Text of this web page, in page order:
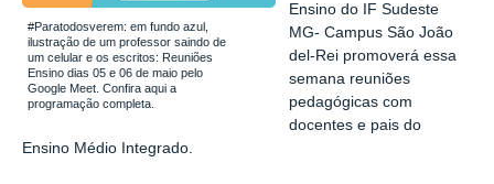
#Paratodosverem: em fundo azul,
ilustração de um professor saindo de
um celular e os escritos: Reuniões
Ensino dias 05 e 06 de maio pelo
Google Meet. Confira aqui a
programação completa.
Ensino do IF Sudeste
MG- Campus São João
del-Rei promoverá essa
semana reuniões
pedagógicas com
docentes e pais do
Ensino Médio Integrado.